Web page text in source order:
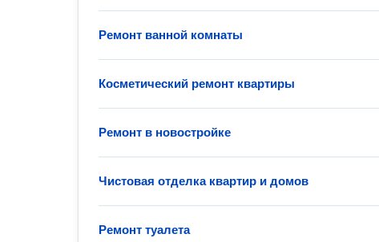
Ремонт ванной комнаты
Косметический ремонт квартиры
Ремонт в новостройке
Чистовая отделка квартир и домов
Ремонт туалета